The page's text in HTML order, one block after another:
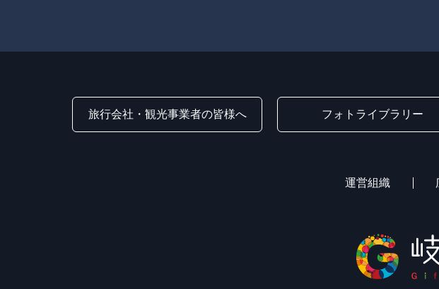
旅行会社・観光事業者の皆様へ フォトライブラリー
運営組織